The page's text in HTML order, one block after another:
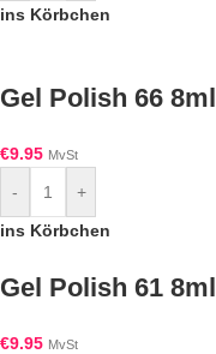
ins Körbchen
Gel Polish 66 8ml
€9.95 MvSt
-
+
ins Körbchen
Gel Polish 61 8ml
€9.95 MvSt